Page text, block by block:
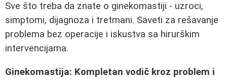
Sve što treba da znate o ginekomastiji - uzroci,
simptomi, dijagnoza i tretmani. Saveti za rešavanje
problema bez operacije i iskustva sa hirurškim
intervencijama.
Ginekomastija: Kompletan vodič kroz problem i